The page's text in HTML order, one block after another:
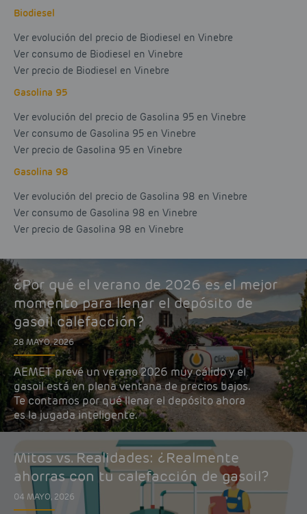
Biodiesel
Ver evolución del precio de Biodiesel en Vinebre
Ver consumo de Biodiesel en Vinebre
Ver precio de Biodiesel en Vinebre
Gasolina 95
Ver evolución del precio de Gasolina 95 en Vinebre
Ver consumo de Gasolina 95 en Vinebre
Ver precio de Gasolina 95 en Vinebre
Gasolina 98
Ver evolución del precio de Gasolina 98 en Vinebre
Ver consumo de Gasolina 98 en Vinebre
Ver precio de Gasolina 98 en Vinebre
¿Por qué el verano de 2026 es el mejor
momento para llenar el depósito de
gasoil calefacción?
28 MAYO, 2026
AEMET prevé un verano 2026 muy cálido y el
gasoil está en plena ventana de precios bajos.
Te contamos por qué llenar el depósito ahora
es la jugada inteligente.
Mitos vs. Realidades: ¿Realmente
ahorras con tu calefacción de gasoil?
04 MAYO, 2026